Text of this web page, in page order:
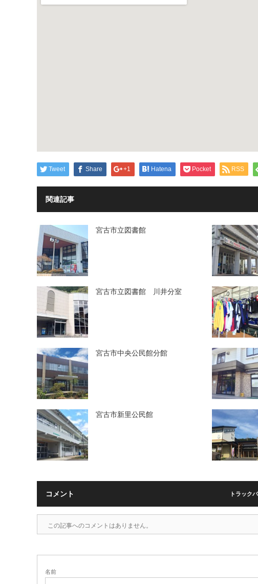
- Tweet Share +1 Hatena Pocket RSS
関連記事
宮古市立図書館
宮古市立図書館 川井分室
宮古市中央公民館分館
宮古市新里公民館
コメント トラック
この記事へのコメントはありません。
名前